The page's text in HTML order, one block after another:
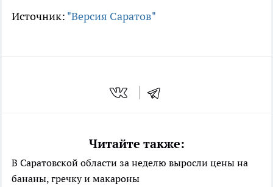
Источник: "Версия Саратов"
Читайте также:
В Саратовской области за неделю выросли цены на
бананы, гречку и макароны